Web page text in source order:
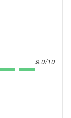
9.0/10